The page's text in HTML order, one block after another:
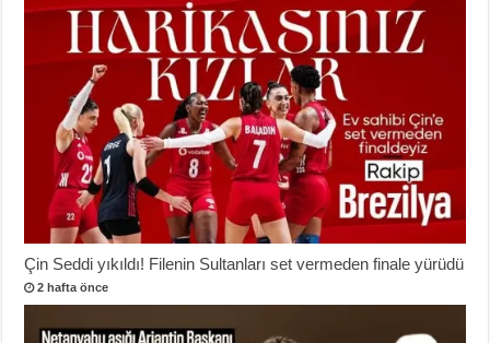
Çin Seddi yıkıldı! Filenin Sultanları set vermeden finale yürüdü
2 hafta önce